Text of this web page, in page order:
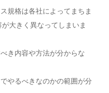
規格は各社によってまちま
大きく異なってしまいま
き内容や方法が分からな
やるべきなのかの範囲が分